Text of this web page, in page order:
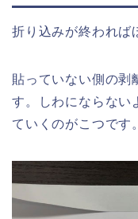
折り込みが終われば
貼っていない側の剥
す。しわにならない
ていくのがこつです。